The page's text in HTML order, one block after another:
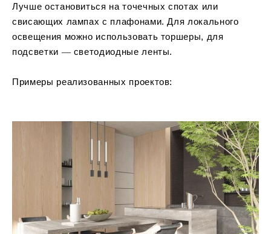
Лучше остановиться на точечных спотах или
свисающих лампах с плафонами. Для локального
освещения можно использовать торшеры, для
подсветки ― светодиодные ленты.
Примеры реализованных проектов: